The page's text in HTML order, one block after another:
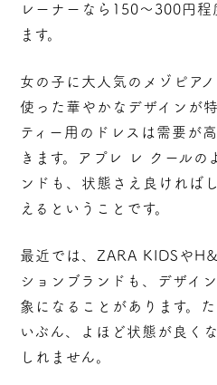
レーナーなら150～300円程
ます。
女の子に大人気のメゾピア
使った華やかなデザインが
ティー用のドレスは需要が
きます。アプレ レ クールの
ンドも、状態さえ良ければ
えるということです。
最近では、ZARA KIDSや
ションブランドも、デザイ
象になることがあります。
いぶん、よほど状態が良く
しれません。